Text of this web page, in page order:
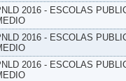
2016 - ESCOLAS
2016 - ESCOLAS
2016 - ESCOLAS